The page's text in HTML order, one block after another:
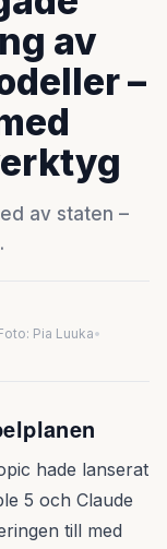
av
–
av staten –
Pia Luuka•
hade lanserat
5 och Claude
till med